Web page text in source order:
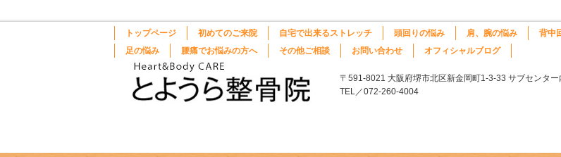
トップページ 初めてのご来院 自宅で出来るストレッチ 頭回りの悩み 肩、腕の悩み
背中
足の悩み
腰痛でお悩みの方へ その他ご相談 お問い合わせ オフィシャルブログ
〒591-8021 大阪府堺市北区新金岡町1-3-33 サブセンター
TEL／072-260-4004